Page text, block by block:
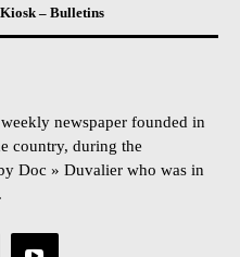
Kiosk – Bulletins
newspaper founded in
country, during the
Doc » Duvalier who was in